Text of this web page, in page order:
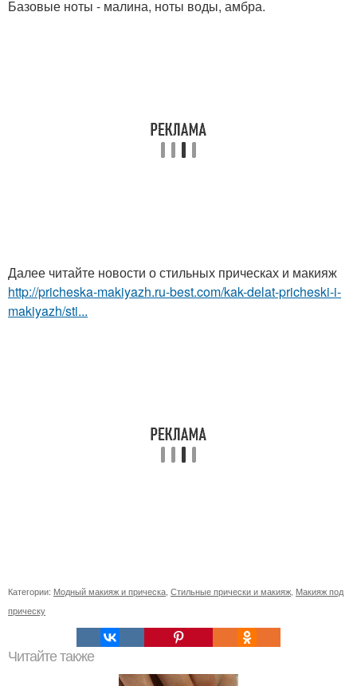
Базовые ноты - малина, ноты воды, амбра.
Далее читайте новости о стильных прическах и макияж
http://pricheska-makiyazh.ru-best.com/kak-delat-pricheski-i-
makiyazh/sti...
Категории: Модный макияж и прическа Стильные прически и макияж Макияж под
прическу
Читайте также